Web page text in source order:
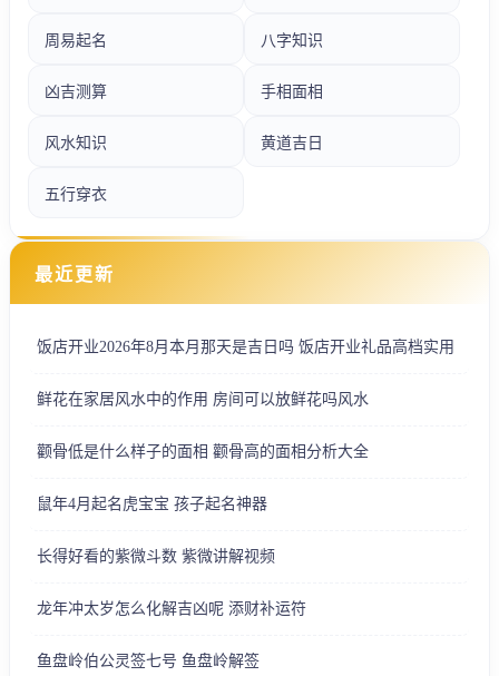
周易起名 八字知识
凶吉测算 手相面相
风水知识 黄道吉日
五行穿衣
最近更新
饭店开业2026年8月本月那天是吉日吗 饭店开业礼品高档实用
鲜花在家居风水中的作用 房间可以放鲜花吗风水
颧骨低是什么样子的面相 颧骨高的面相分析大全
鼠年4月起名虎宝宝 孩子起名神器
长得好看的紫微斗数 紫微讲解视频
龙年冲太岁怎么化解吉凶呢 添财补运符
鱼盘岭伯公灵签七号 鱼盘岭解签